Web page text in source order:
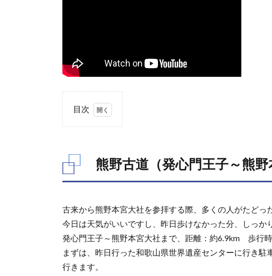
目次
1.
王子
宮大
社）
1.1.
発心
門王
熊野古道（発心門王子～熊野
古来から熊野本宮大社を参拝する際、多くの人がたどっ
今日は天気がいいですし、昨日歩けなかった分、しっか
発心門王子～熊野本宮大社まで、距離：約6.9km 歩行時
まずは、昨日行った和歌山県世界遺産センターに行き
行きます。